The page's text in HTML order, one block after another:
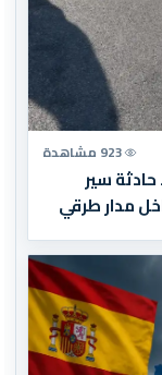
923 مشاهدة
سير
مدار طرقي